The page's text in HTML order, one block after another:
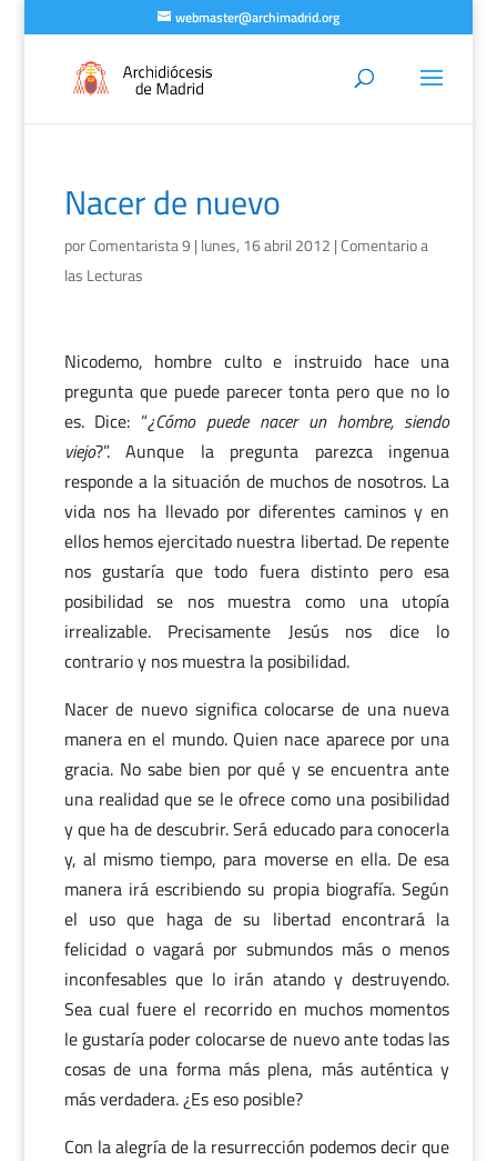
webmaster@archimadrid.org
Nacer de nuevo
porComentarista 9 | lunes, 16 abril 2012 |Comentario a
las Lecturas
Nicodemo, hombre culto e instruido hace una
pregunta que puede parecer tonta pero que no lo
es. Dice: “¿Cómo puede nacer un hombre, siendo
viejo?”. Aunque la pregunta parezca ingenua
responde a la situación de muchos de nosotros. La
vida nos ha llevado por diferentes caminos y en
ellos hemos ejercitado nuestra libertad. De repente
nos gustaría que todo fuera distinto pero esa
posibilidad se nos muestra como una utopía
irrealizable. Precisamente Jesús nos dice lo
contrario y nos muestra la posibilidad.
Nacer de nuevo significa colocarse de una nueva
manera en el mundo. Quien nace aparece por una
gracia. No sabe bien por qué y se encuentra ante
una realidad que se le ofrece como una posibilidad
y que ha de descubrir. Será educado para conocerla
y, al mismo tiempo, para moverse en ella. De esa
manera irá escribiendo su propia biografía. Según
el uso que haga de su libertad encontrará la
felicidad o vagará por submundos más o menos
inconfesables que lo irán atando y destruyendo.
Sea cual fuere el recorrido en muchos momentos
le gustaría poder colocarse de nuevo ante todas las
cosas de una forma más plena, más auténtica y
más verdadera. ¿Es eso posible?
Con la alegría de la resurrección podemos decir que